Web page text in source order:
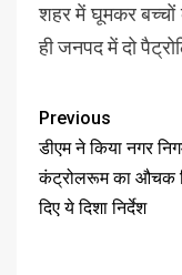
शहर में घूमकर बच्चों
ही जनपद में दो
Previous
डीएम ने किया नगर
कंट्रोलरूम का औचक
दिए ये दिशा निर्देश